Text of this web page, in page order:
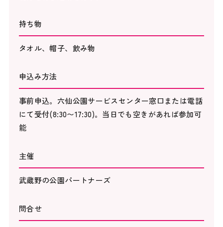
持ち物
タオル、帽子、飲み物
申込み方法
事前申込。六仙公園サービスセンター窓口または電話
にて受付(8:30〜17:30)。当日でも空きがあれば参加可
能
主催
武蔵野の公園パートナーズ
問合せ